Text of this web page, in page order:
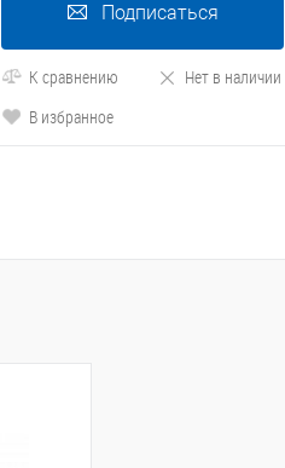
Подписаться
К сравнению
Нет в наличии
В избранное